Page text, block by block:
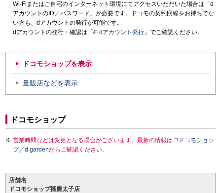
Wi-Fiまたはご自宅のインターネット環境にてアクセスいただいた場合は「d
アカウントのID／パスワード」が必要です。ドコモの契約回線をお持ちでな
い方も、dアカウントの発行が可能です。
dアカウントの発行・確認は「
dアカウント発行 」でご確認ください。
ドコモショップを表示
量販店などを表示
ドコモショップ
営業時間などは変更となる場合がございます。最新の情報は
ドコモショッ
プ／d gardenからご確認ください。
店舗名
ドコモショップ播磨太子店